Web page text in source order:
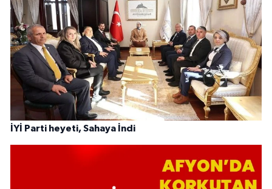
İYİ Parti heyeti, Sahaya İndi